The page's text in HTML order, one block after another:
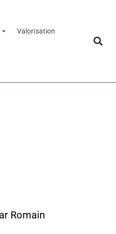
Valorisation
Romain